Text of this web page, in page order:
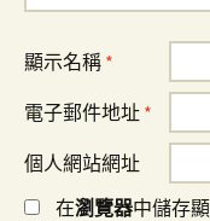
顯示名稱 *
電子郵件地址 *
個人網站網址
在瀏覽器中儲存